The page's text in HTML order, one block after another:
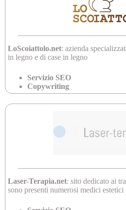
LoScoiattolo.net: azienda
in legno e di case in legno
Servizio SEO
Copywriting
Laser-Terapia.net: sito dedicato ai
sono presenti numerosi medici estetici